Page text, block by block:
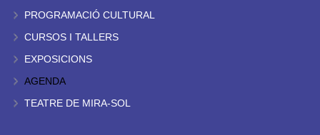
PROGRAMACIÓ CULTURAL
CURSOS I TALLERS
EXPOSICIONS
AGENDA
TEATRE DE MIRA-SOL